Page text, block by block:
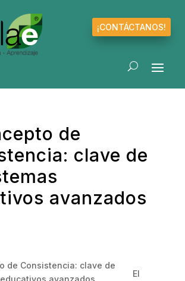
¡CONTÁCTANOS!
de
clave de
avanzados
El